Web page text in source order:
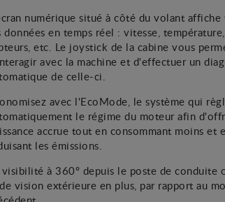
numérique situé à côté du volant affiche
données en temps réel : vitesse, température,
etc. Le joystick de la cabine vous
avec la machine et d'effectuer un
de celle-ci.
avec l'EcoMode, le système qui
le régime du moteur afin
accrue tout en consommant moins et
les émissions.
visibilité à 360º depuis le poste de conduite
vision extérieure en plus, par rapport au